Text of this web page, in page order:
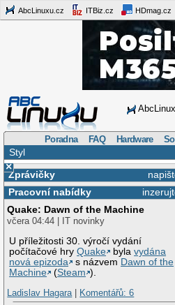
AbcLinuxu.cz ITBiz.cz HDmag.cz
Poradna FAQ Hardware
Styl
×
Zprávičky
Pracovní nabídky
Quake: Dawn of the Machine
včera 04:44 | IT novinky
U příležitosti 30. výročí vydání
počítačové hryQuake bylavydána
nová epizoda
s názvem Dawn of the
Machine
(Steam ).
Ladislav Hagara| Komentářů: 6